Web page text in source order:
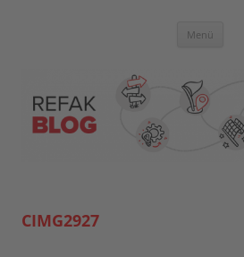
Blog der Referent:innen
Menü
CIMG2927